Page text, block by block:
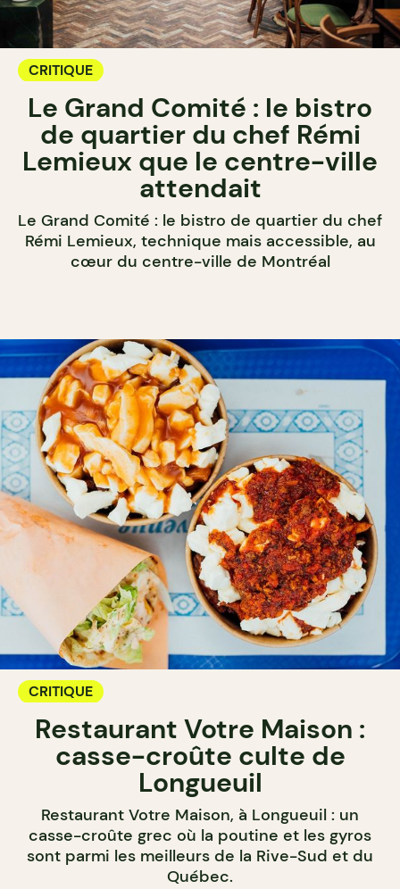
CRITIQUE
Le Grand Comité : le bistro
de quartier du chef Rémi
Lemieux que le centre-ville
attendait
Le Grand Comité : le bistro de quartier du chef
Rémi Lemieux, technique mais accessible, au
cœur du centre-ville de Montréal
CRITIQUE
Restaurant Votre Maison :
casse-croûte culte de
Longueuil
Restaurant Votre Maison, à Longueuil : un
casse-croûte grec où la poutine et les gyros
sont parmi les meilleurs de la Rive-Sud et du
Québec.